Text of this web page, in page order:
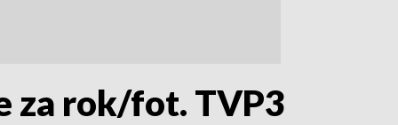
za rok/fot. TVP3